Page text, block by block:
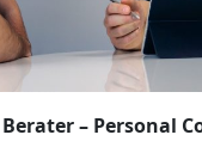
– Personal